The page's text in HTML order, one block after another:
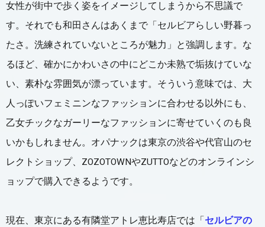
女性が街中で歩く姿をイメージしてしまうから不思議で
す。それでも和田さんはあくまで「セルビアらしい野暮っ
たさ。洗練されていないところが魅力」と強調します。な
るほど、確かにかわいさの中にどこか未熟で垢抜けていな
い、素朴な雰囲気が漂っています。そういう意味では、大
人っぽいフェミニンなファッションに合わせる以外にも、
乙女チックなガーリーなファッションに寄せていくのも良
いかもしれません。オパナックは東京の渋谷や代官山のセ
レクトショップ、ZOZOTOWNやZUTTOなどのオンラインシ
ョップで購入できるようです。
現在、東京にある有隣堂アトレ恵比寿店では「 セルビアの